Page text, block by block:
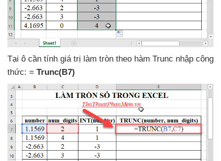
Tại ô cần tính giá trị làm tròn theo hàm Trunc nhập công
thức: = Trunc(B7)